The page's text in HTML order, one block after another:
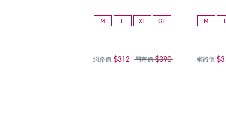
M L XL GL
網路價 $312 門市價 $390
M
網路價